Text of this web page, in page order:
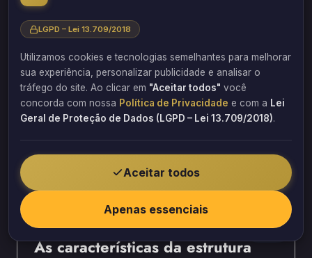
Outro aspecto relevante envolve a
durabilidade esperada para a intervenção.
Afinal, projetos de longo prazo exigem
soluções compatíveis com as condições
futuras da estrutura.
reforço representa uma das etapas mais
importantes para a correta seleção dos
produtos de fibra de carbono para reforço
As características da estrutura
LGPD – Lei 13.709/2018
Utilizamos cookies e tecnologias semelhantes para melhorar
sua experiência, personalizar publicidade e analisar o
tráfego do site. Ao clicar em "Aceitar todos" você
concorda com nossa Política de Privacidade e com a Lei
Geral de Proteção de Dados (LGPD – Lei 13.709/2018).
Aceitar todos
Apenas essenciais